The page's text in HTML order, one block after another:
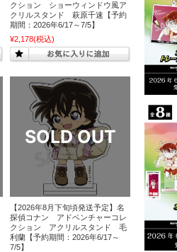
クション ショーウィンドウ風ア
クリルスタンド 萩原千速【予約
期間：2026年6/17～7/5】
¥2,178(税込)
【2026年8月下旬頃発送予定】名
探偵コナン アドベンチャーコレ
クション アクリルスタンド 毛
利蘭【予約期間：2026年6/17～
7/5】